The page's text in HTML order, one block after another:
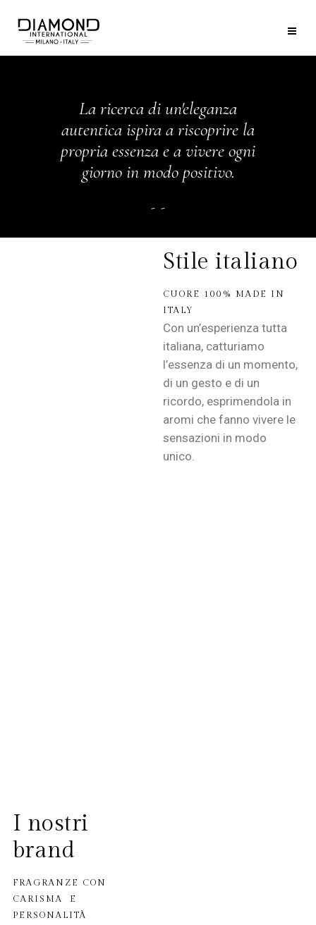
La ricerca di un'eleganza
autentica ispira a riscoprire la
propria essenza e a vivere ogni
giorno in modo positivo.
Stile italiano
CUORE 100% MADE IN
ITALY
Con un’esperienza tutta
italiana, catturiamo
l’essenza di un momento,
di un gesto e di un
ricordo, esprimendola in
aromi che fanno vivere le
sensazioni in modo
unico.
I nostri
brand
FRAGRANZE CON
CARISMA E
PERSONALITÀ